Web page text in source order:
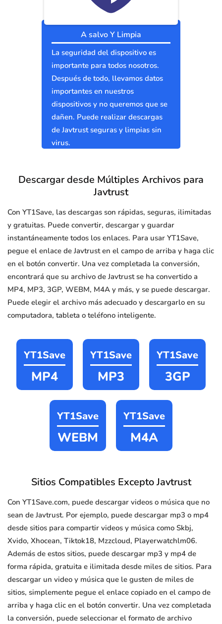
A salvo Y Limpia
La seguridad del dispositivo es
importante para todos nosotros.
Después de todo, llevamos datos
importantes en nuestros
dispositivos y no queremos que se
dañen. Puede realizar descargas
de Javtrust seguras y limpias sin
virus.
Descargar desde Múltiples Archivos para
Javtrust
Con YT1Save, las descargas son rápidas, seguras, ilimitadas
y gratuitas. Puede convertir, descargar y guardar
instantáneamente todos los enlaces. Para usar YT1Save,
pegue el enlace de Javtrust en el campo de arriba y haga clic
en el botón convertir. Una vez completada la conversión,
encontrará que su archivo de Javtrust se ha convertido a
MP4, MP3, 3GP, WEBM, M4A y más, y se puede descargar.
Puede elegir el archivo más adecuado y descargarlo en su
computadora, tableta o teléfono inteligente.
YT1Save
MP4
YT1Save
MP3
YT1Save
3GP
YT1Save
WEBM
YT1Save
M4A
Sitios Compatibles Excepto Javtrust
Con YT1Save.com, puede descargar videos o música que no
sean de Javtrust. Por ejemplo, puede descargar mp3 o mp4
desde sitios para compartir videos y música como Skbj,
Xvido, Xhocean, Tiktok18, Mzzcloud, Playerwatchlm06.
Además de estos sitios, puede descargar mp3 y mp4 de
forma rápida, gratuita e ilimitada desde miles de sitios. Para
descargar un video y música que le gusten de miles de
sitios, simplemente pegue el enlace copiado en el campo de
arriba y haga clic en el botón convertir. Una vez completada
la conversión, puede seleccionar el formato de archivo